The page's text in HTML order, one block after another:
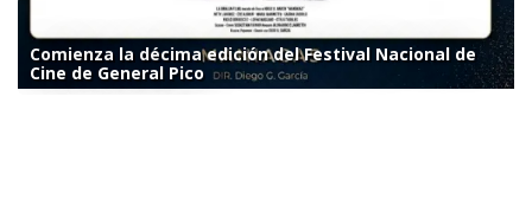
Comienza la décima edición del Festival Nacional de
Cine de General Pico